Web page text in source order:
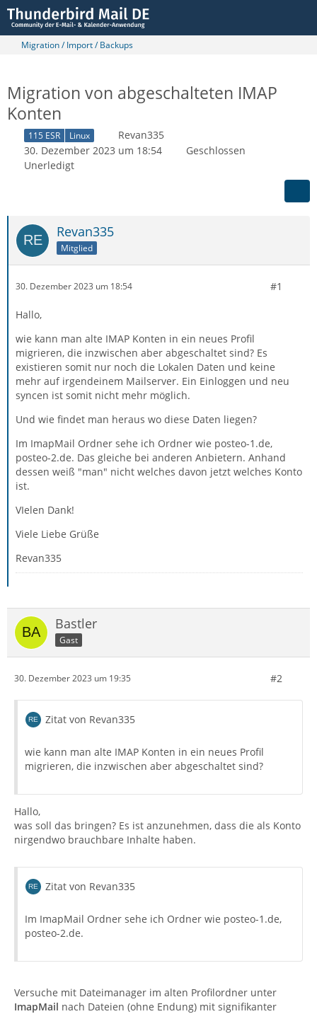
Migration / Import / Backups
Migration von abgeschalteten IMAP
Konten
115 ESR Linux
Revan335
30. Dezember 2023 um 18:54
Geschlossen
Unerledigt
Revan335
Mitglied
30. Dezember 2023 um 18:54 #1
Hallo,
wie kann man alte IMAP Konten in ein neues Profil
migrieren, die inzwischen aber abgeschaltet sind? Es
existieren somit nur noch die Lokalen Daten und keine
mehr auf irgendeinem Mailserver. Ein Einloggen und neu
syncen ist somit nicht mehr möglich.
Und wie findet man heraus wo diese Daten liegen?
Im ImapMail Ordner sehe ich Ordner wie posteo-1.de,
posteo-2.de. Das gleiche bei anderen Anbietern. Anhand
dessen weiß "man" nicht welches davon jetzt welches Konto
ist.
VIelen Dank!
Viele Liebe Grüße
Revan335
Bastler
Gast
30. Dezember 2023 um 19:35 #2
Zitat von Revan335
wie kann man alte IMAP Konten in ein neues Profil
migrieren, die inzwischen aber abgeschaltet sind?
Hallo,
was soll das bringen? Es ist anzunehmen, dass die als Konto
nirgendwo brauchbare Inhalte haben.
Zitat von Revan335
Im ImapMail Ordner sehe ich Ordner wie posteo-1.de,
posteo-2.de.
Versuche mit Dateimanager im alten Profilordner unter
ImapMail nach Dateien (ohne Endung) mit signifikanter